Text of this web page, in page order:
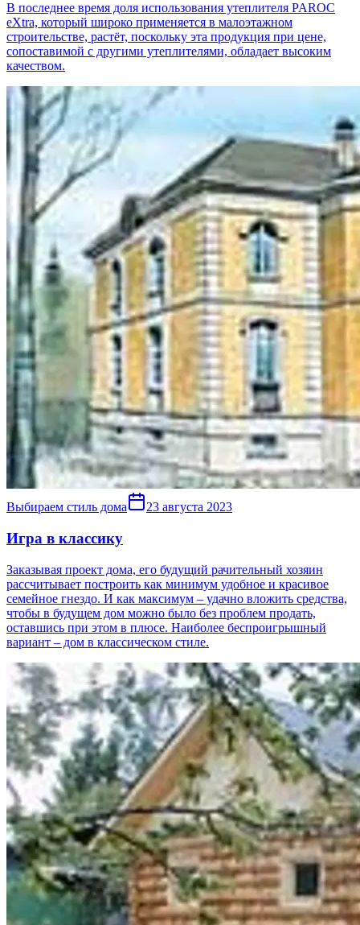
В последнее время доля использования утеплителя PAROC
eXtra, который широко применяется в малоэтажном
строительстве, растёт, поскольку эта продукция при цене,
сопоставимой с другими утеплителями, обладает высоким
качеством.
Выбираем стиль дома 23 августа 2023
Игра в классику
Заказывая проект дома, его будущий рачительный хозяин
рассчитывает построить как минимум удобное и красивое
семейное гнездо. И как максимум – удачно вложить средства,
чтобы в будущем дом можно было без проблем продать,
оставшись при этом в плюсе. Наиболее беспроигрышный
вариант – дом в классическом стиле.